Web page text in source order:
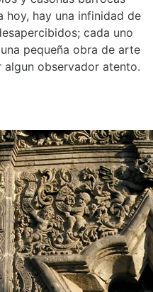
hoy, hay una infinidad de
cada uno
pequeña obra de arte
observador atento.